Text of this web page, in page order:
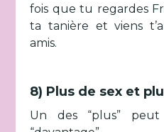
fois que tu regardes
ta tanière et viens
amis.
8) Plus de sex et
Un des “plus”